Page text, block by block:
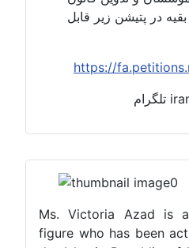
Ms. Victoria Azad is
figure who has been
در پتیشن زیر قابل
https://